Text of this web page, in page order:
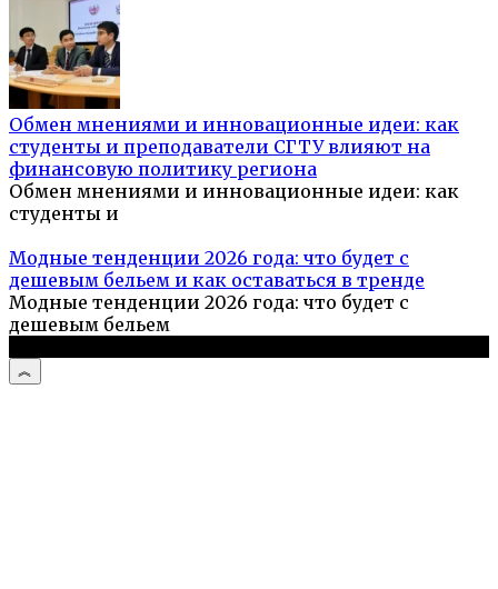
Обмен мнениями и инновационные идеи: как
студенты и преподаватели СГТУ влияют на
финансовую политику региона
Обмен мнениями и инновационные идеи: как
студенты и
Модные тенденции 2026 года: что будет с
дешевым бельем и как оставаться в тренде
Модные тенденции 2026 года: что будет с
дешевым бельем